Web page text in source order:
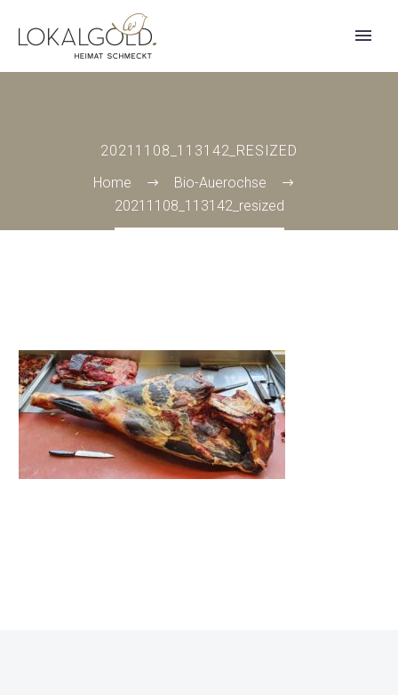
20211108_113142_RESIZED
Home
Bio-Auerochse
20211108_113142_resized